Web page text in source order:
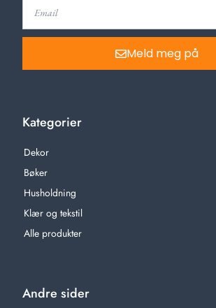
Meld meg på
Kategorier
Dekor
Bøker
Husholdning
Klær og tekstil
Alle produkter
Andre sider